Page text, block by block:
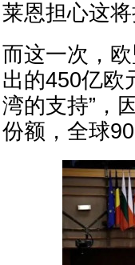
莱恩担心这将
而这一次，
出的450亿欧
湾的支持”，
份额，全球